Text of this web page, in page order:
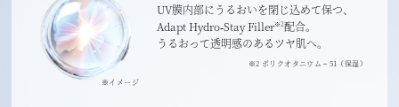
※イメージ
UV膜内部にうるおいを閉じ込めて保つ、
Adapt Hydro‐Stay Filler※2配合。
うるおって透明感のあるツヤ肌へ。
※2 ポリクオタニウム－51（保湿）